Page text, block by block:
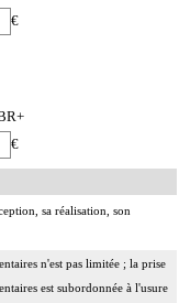
€
€
sa réalisation, son
n'est pas limitée ; la prise
est subordonnée à l'usure